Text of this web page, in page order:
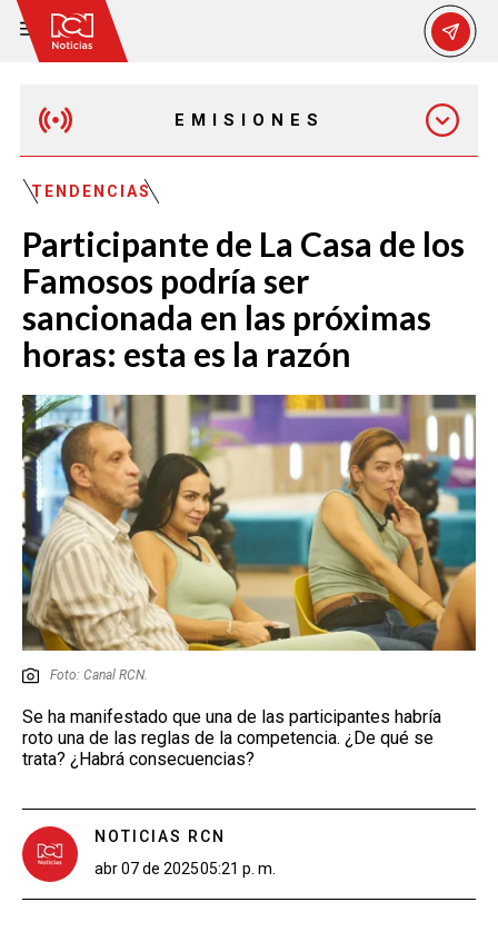
EMISIONES
EMISIÓN 7:00 PM
TENDENCIAS
Participante de La Casa de los
Famosos podría ser
sancionada en las próximas
horas: esta es la razón
Foto: Canal RCN.
Se ha manifestado que una de las participantes habría
roto una de las reglas de la competencia. ¿De qué se
trata? ¿Habrá consecuencias?
NOTICIAS RCN
abr 07 de 202505:21 p. m.